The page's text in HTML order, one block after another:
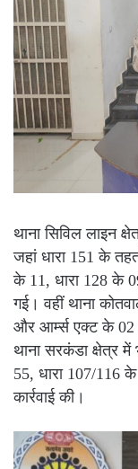
थाना सिविल लाइन
जहां धारा 151 के
के 11, धारा 128 के
गई। वहीं थाना
और आर्म्स एक्ट के 02
थाना सरकंडा क्षेत्र
55, धारा 107/116
कार्रवाई की।